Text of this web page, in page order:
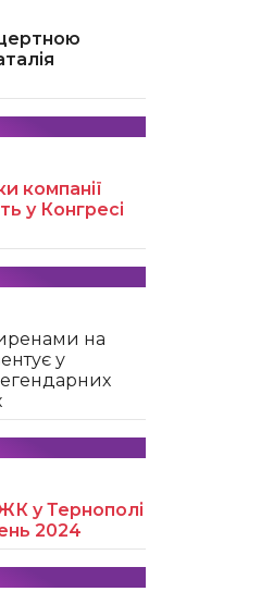
компанії
у Конгресі
на
у
у Тернополі
2024